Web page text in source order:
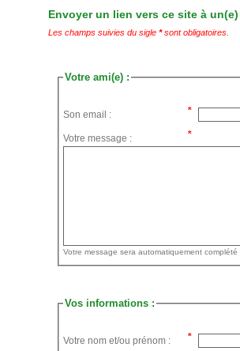
Envoyer un lien vers ce site à
Les champs suivies du sigle *sont obligatoires.
Votre ami(e) :
Son email :
Votre message :
Vos informations :
Votre nom et/ou prénom :